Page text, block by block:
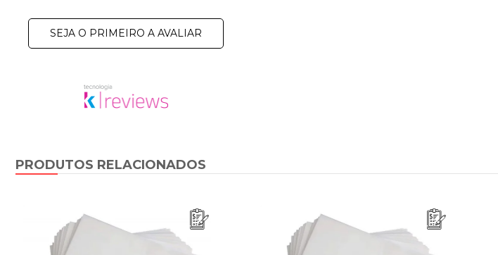
SEJA O PRIMEIRO A AVALIAR
PRODUTOS RELACIONADOS